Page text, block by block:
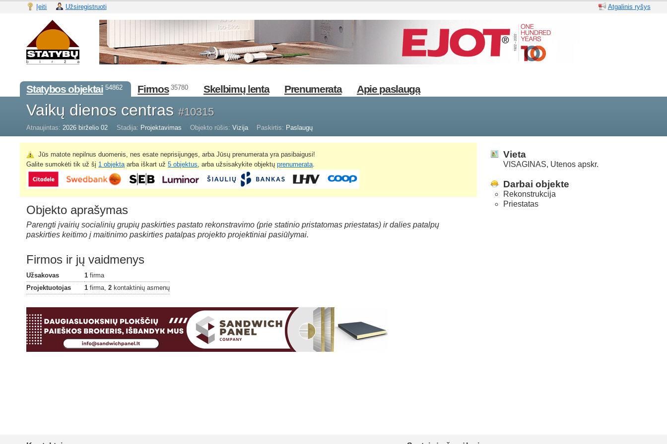
Įeiti Užsiregistruoti Atgalinis ryšys
Statybos objektai 54862 Firmos 35780 Skelbimų lenta Prenumerata Apie paslaugą
Vaikų dienos centras#10315
Atnaujintas: 2026 birželio 02 Stadija: Projektavimas Objekto rūšis: Vizija Paskirtis: Paslaugų
Jūs matote nepilnus duomenis, nes esate neprisijungęs, arba Jūsų prenumerata yra pasibaigusi!
Galite sumokėti tik už šį 1 objektą arba iškart už5 objektus , arba užsisakykite objektųprenumeratą
Objekto aprašymas
Parengti įvairių socialinių grupių paskirties pastato rekonstravimo (prie statinio pristatomas priestatas) ir dalies patalpų
paskirties keitimo į maitinimo paskirties patalpas projekto projektiniai pasiūlymai.
Firmos ir jų vaidmenys
Užsakovas 1 firma
Projektuotojas
1 firma,2 kontaktinių asmenų
Vieta
VISAGINAS, Utenos apskr.
Darbai objekte
Rekonstrukcija
Priestatas